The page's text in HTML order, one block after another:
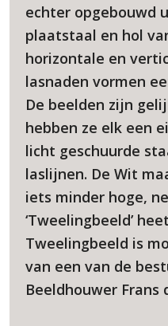
echter opgebouwd
plaatstaal en hol
horizontale en
lasnaden vormen
De beelden zijn
hebben ze elk een
licht geschuurde
laslijnen. De Wit
iets minder hoge,
‘Tweelingbeeld’
Tweelingbeeld is
van een van de
Beeldhouwer Frans